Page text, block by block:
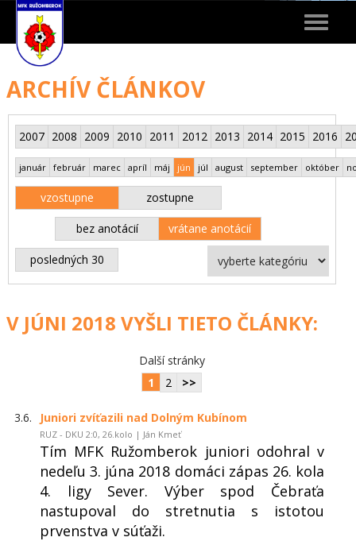
Toggle
ARCHÍV ČLÁNKOV
2007 2008 2009 2010 2011 2012 2013 2014 2015 2016
január február marec apríl máj jún júl august september október
vzostupne zostupne
bez anotácií vrátane anotácií
posledných 30
V JÚNI 2018 VYŠLI TIETO ČLÁNKY:
Další stránky
1
2 >>
3.6. Juniori zvíťazili nad Dolným Kubínom
RUZ - DKU 2:0, 26.kolo | Ján Kmeť
Tím MFK Ružomberok juniori odohral v
nedeľu 3. júna 2018 domáci zápas 26. kola
4. ligy Sever. Výber spod Čebraťa
nastupoval do stretnutia s istotou
prvenstva v súťaži.